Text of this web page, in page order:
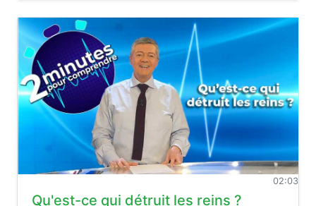
02:03
Qu'est-ce qui détruit les reins ?